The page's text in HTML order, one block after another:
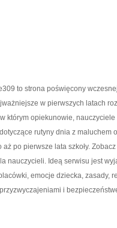
to strona poświęcony
w pierwszych latach
którym opiekunowie,
rutyny dnia z maluchem
aż po pierwsze lata szkoły.
nauczycieli. Ideą serwisu jest
emocje dziecka, zasady,
i